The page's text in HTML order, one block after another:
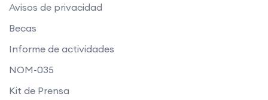
Avisos de privacidad
Becas
Informe de actividades
NOM-035
Kit de Prensa